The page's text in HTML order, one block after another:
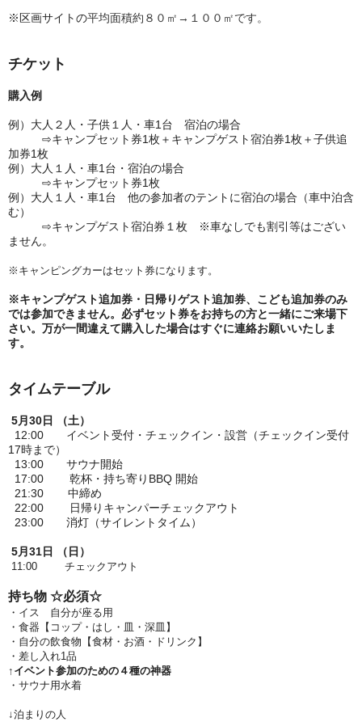
※区画サイトの平均面積約８０㎡→１００㎡です。
チケット
購入例
例）大人２人・子供１人・車1台 宿泊の場合
⇨キャンプセット券1枚＋キャンプゲスト宿泊券1枚＋子供追
加券1枚
例）大人１人・車1台・宿泊の場合
⇨キャンプセット券1枚
例）大人１人・車1台 他の参加者のテントに宿泊の場合（車中泊含
む）
⇨キャンプゲスト宿泊券１枚 ※車なしでも割引等はござい
ません。
※キャンピングカーはセット券になります。
※キャンプゲスト追加券・日帰りゲスト追加券、こども追加券のみ
では参加できません。必ずセット券をお持ちの方と一緒にご来場下
さい。万が一間違えて購入した場合はすぐに連絡お願いいたしま
す。
タイムテーブル
5月30日 （土）
12:00 イベント受付・チェックイン・設営（チェックイン受付
17時まで）
13:00 サウナ開始
17:00 乾杯・持ち寄りBBQ 開始
21:30 中締め
22:00 日帰りキャンパーチェックアウト
23:00 消灯（サイレントタイム）
5月31日 （日）
11:00 チェックアウト
持ち物 ☆必須☆
・イス 自分が座る用
・食器【コップ・はし・皿・深皿】
・自分の飲食物【食材・お酒・ドリンク】
・差し入れ1品
↑イベント参加のための４種の神器
・サウナ用水着
↓泊まりの人